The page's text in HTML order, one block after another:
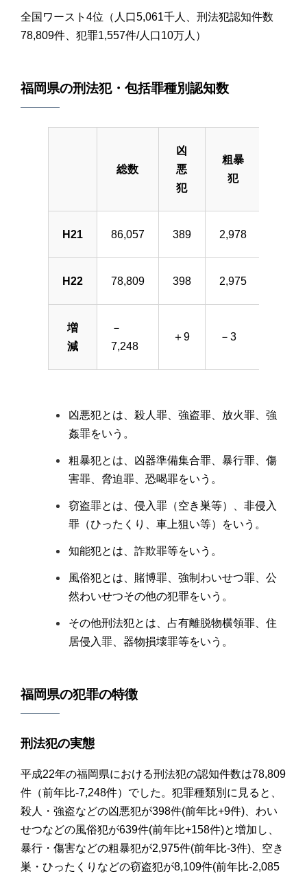
全国ワースト4位（人口5,061千人、刑法犯認知件数
78,809件、犯罪1,557件/人口10万人）
福岡県の刑法犯・包括罪種別認知数
総数
凶
悪
犯
粗暴
犯
H21 86,057 389 2,978
H22 78,809 398 2,975
増
減
－
7,248
＋9 －3
凶悪犯とは、殺人罪、強盗罪、放火罪、強
姦罪をいう。
粗暴犯とは、凶器準備集合罪、暴行罪、傷
害罪、脅迫罪、恐喝罪をいう。
窃盗罪とは、侵入罪（空き巣等）、非侵入
罪（ひったくり、車上狙い等）をいう。
知能犯とは、詐欺罪等をいう。
風俗犯とは、賭博罪、強制わいせつ罪、公
然わいせつその他の犯罪をいう。
その他刑法犯とは、占有離脱物横領罪、住
居侵入罪、器物損壊罪等をいう。
福岡県の犯罪の特徴
刑法犯の実態
平成22年の福岡県における刑法犯の認知件数は78,809
件（前年比-7,248件）でした。犯罪種類別に見ると、
殺人・強盗などの凶悪犯が398件(前年比+9件)、わい
せつなどの風俗犯が639件(前年比+158件)と増加し、
暴行・傷害などの粗暴犯が2,975件(前年比-3件)、空き
巣・ひったくりなどの窃盗犯が8,109件(前年比-2,085